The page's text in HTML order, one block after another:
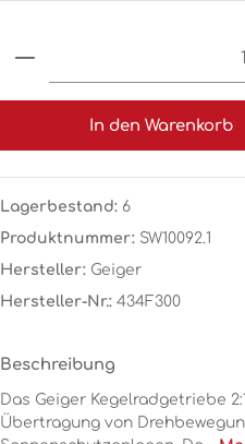
Produkt Anzahl: Gib
In den Warenkorb
Lagerbestand: 6
Produktnummer: SW10092.1
Hersteller: Geiger
Hersteller-Nr.: 434F300
Beschreibung
Das Geiger Kegelradgetriebe
Übertragung von